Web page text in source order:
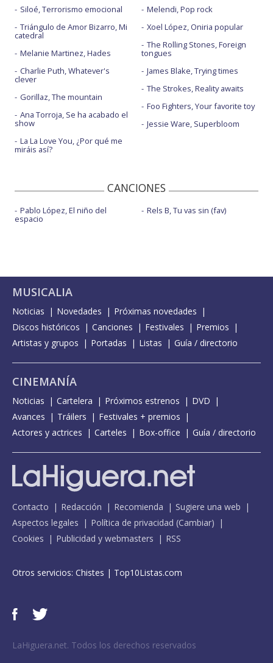
Siloé, Terrorismo emocional
Triángulo de Amor Bizarro, Mi
catedral
Melanie Martinez, Hades
Charlie Puth, Whatever's
clever
Gorillaz, The mountain
Ana Torroja, Se ha acabado el
show
La La Love You, ¿Por qué me
miráis así?
Melendi, Pop rock
Xoel López, Oniria popular
The Rolling Stones, Foreign
tongues
James Blake, Trying times
The Strokes, Reality awaits
Foo Fighters, Your favorite toy
Jessie Ware, Superbloom
CANCIONES
Pablo López, El niño del
espacio
Rels B, Tu vas sin (fav)
MUSICALIA
Noticias Novedades
Próximas novedades
Discos históricos
Canciones Festivales
Premios
Artistas y grupos
Portadas Listas Guía / directorio
CINEMANÍA
Noticias Cartelera Próximos estrenos
DVD
Avances
Tráilers
Festivales + premios
Actores y actrices
Carteles Box-office Guía / directorio
Contacto Redacción Recomienda
Sugiere una web
Aspectos legales
Política de privacidad (Cambiar)
Cookies
Publicidad y webmasters RSS
Otros servicios: Chistes | Top10Listas.com
LaHiguera.net. Todos los derechos reservados